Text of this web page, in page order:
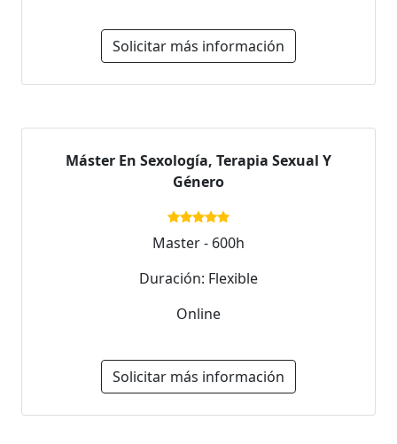
Solicitar más información
Máster En Sexología, Terapia Sexual Y
Género
Master - 600h
Duración: Flexible
Online
Solicitar más información